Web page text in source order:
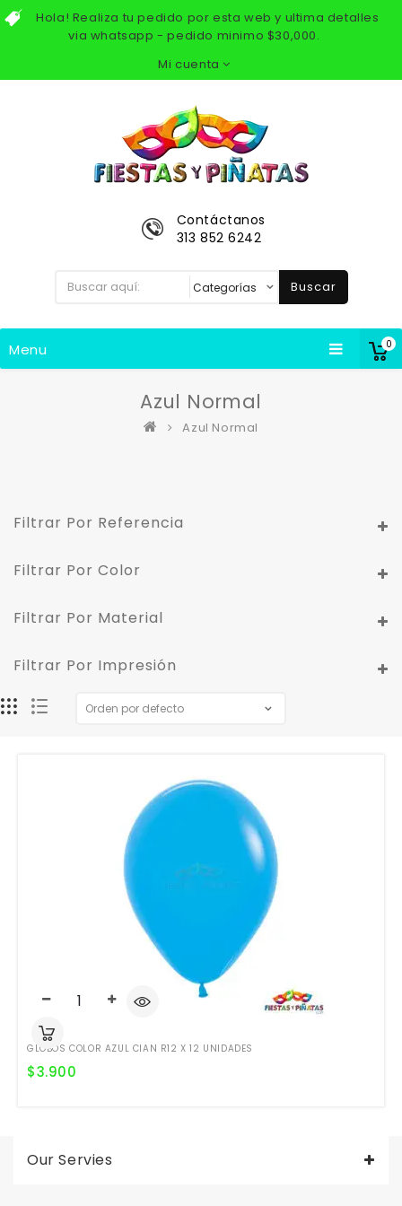
Hola! Realiza tu pedido por esta web y ultima detalles
via whatsapp - pedido minimo $30,000.
Mi cuenta
0
Contáctanos
313 852 6242
Buscar
Menu
Azul Normal
Azul Normal
Filtrar Por Referencia
Filtrar Por Color
Filtrar Por Material
Filtrar Por Impresión
GLOBOS COLOR AZUL CIAN R12 X 12 UNIDADES
$3.900
Our Servies